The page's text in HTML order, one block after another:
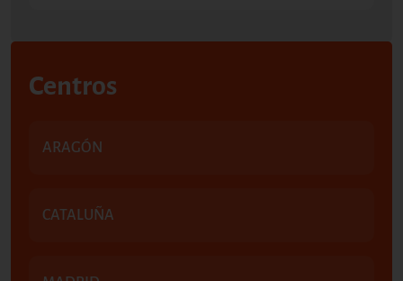
Centros
ARAGÓN
CATALUÑA